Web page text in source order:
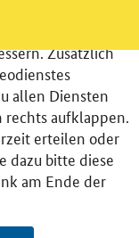
und Energie
Zusätzlich
allen Diensten
rechts aufklappen.
erteilen oder
dazu bitte diese
am Ende der